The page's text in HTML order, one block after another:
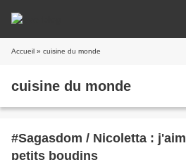
Accueil » cuisine du monde
cuisine du monde
#Sagasdom / Nicoletta :
petits boudins